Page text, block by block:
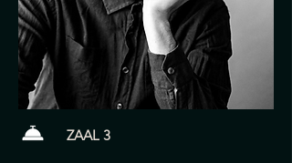
ZAAL 3